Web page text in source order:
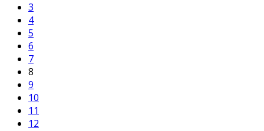
3
4
5
6
7
8
9
10
11
12